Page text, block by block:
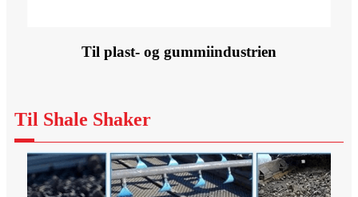
Til plast- og gummiindustrien
Til Shale Shaker